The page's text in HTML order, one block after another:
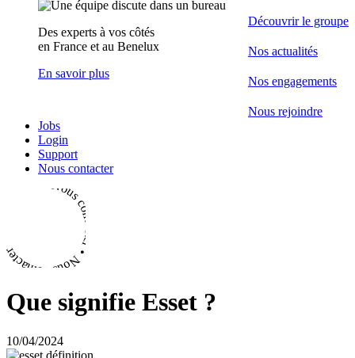
Des experts à vos côtés
en France et au Benelux
En savoir plus
Découvrir le groupe
Nos actualités
Nos engagements
Nous rejoindre
Jobs
Login
Support
Nous contacter
• Nous contacter • Nous contacter
Que signifie Esset ?
10/04/2024